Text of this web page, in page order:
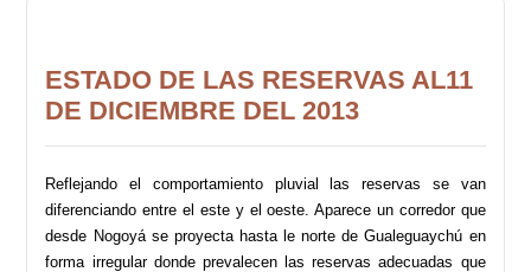
ESTADO DE LAS RESERVAS AL11
DE DICIEMBRE DEL 2013
Reflejando el comportamiento pluvial las reservas se van
diferenciando entre el este y el oeste. Aparece un corredor que
desde Nogoyá se proyecta hasta le norte de Gualeguaychú en
forma irregular donde prevalecen las reservas adecuadas que